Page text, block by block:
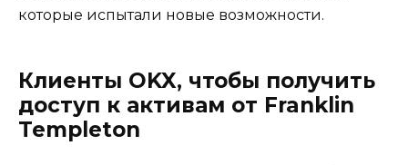
которые испытали новые возможности.
Клиенты OKX, чтобы получить
доступ к активам от Franklin
Templeton